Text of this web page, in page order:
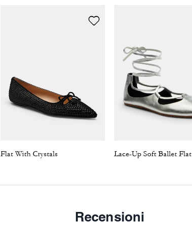
Flat With Crystals Lace-Up Soft Ballet Flat
Recensioni